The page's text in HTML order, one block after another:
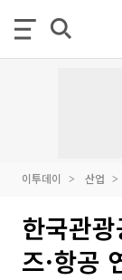
이투데이 산업
한국관
즈·항공